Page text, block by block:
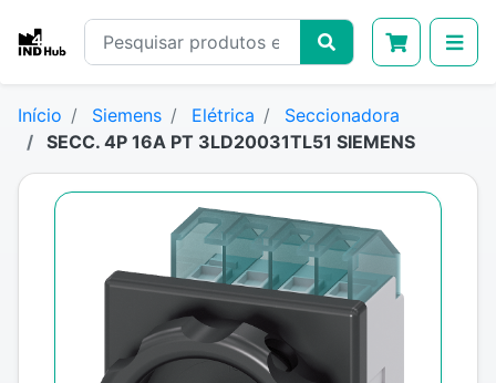
Início Siemens Elétrica
Seccionadora
SECC. 4P 16A PT 3LD20031TL51 SIEMENS